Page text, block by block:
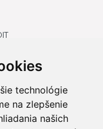
technológie
na zlepšenie
našich
BATÉRIU